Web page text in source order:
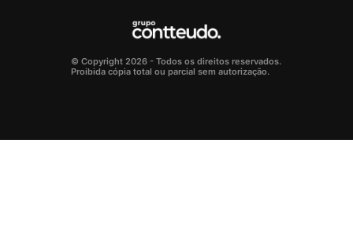
© Copyright 2026 - Todos os direitos reservados.
Proibida cópia total ou parcial sem autorização.